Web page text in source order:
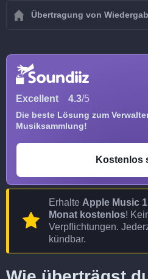
Übertragung von
Excellent 4.3/5
Die beste Lösung zum
Musiksammlung!
Kostenlos
Erhalte Apple Music 1
Monat kostenlos!
Verpflichtungen.
kündbar.